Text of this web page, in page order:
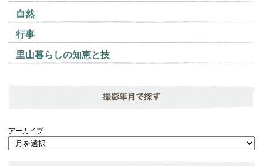
自然
行事
里山暮らしの知恵と技
撮影年月で探す
アーカイブ